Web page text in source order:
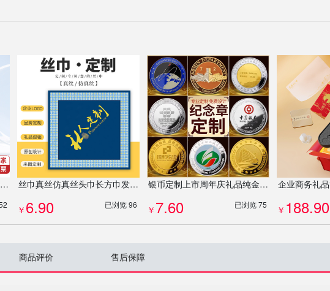
马卡龙三合一数据线快充线手机充电线可伸缩办公礼品礼盒定制 丝巾真丝仿真丝头巾长方巾发带飘带企业礼品来图定制
￥ 6.90 已浏览 96
银币定制上市周年庆礼品纯金纯银纪念币奖章徽章纪念品金币定做
￥ 7.60 已浏览 75 ￥ 188.90
商品评价 售后保障